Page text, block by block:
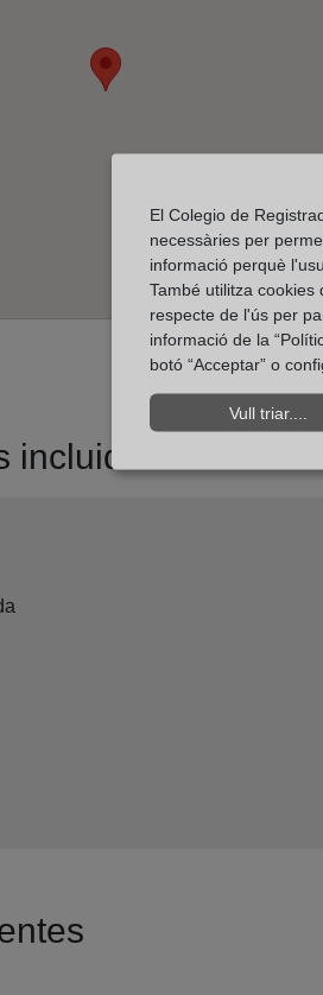
incluidos en el
El Colegio de
necessàries per
informació perquè
També utilitza
respecte de l'ús per
informació de la
botó “Acceptar” o
Vull triar....